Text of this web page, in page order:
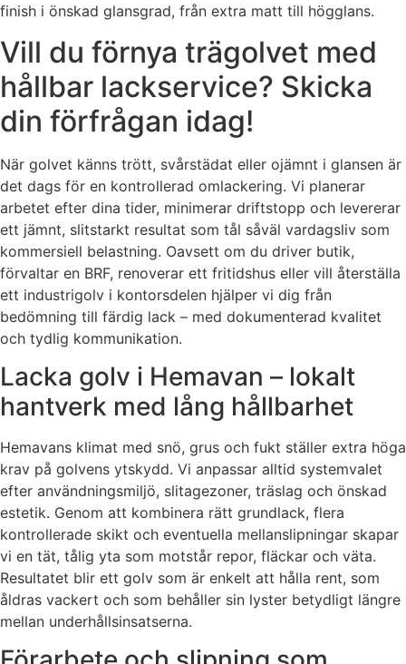
finish i önskad glansgrad, från extra matt till högglans.
Vill du förnya trägolvet med
hållbar lackservice? Skicka
din förfrågan idag!
När golvet känns trött, svårstädat eller ojämnt i glansen är
det dags för en kontrollerad omlackering. Vi planerar
arbetet efter dina tider, minimerar driftstopp och levererar
ett jämnt, slitstarkt resultat som tål såväl vardagsliv som
kommersiell belastning. Oavsett om du driver butik,
förvaltar en BRF, renoverar ett fritidshus eller vill återställa
ett industrigolv i kontorsdelen hjälper vi dig från
bedömning till färdig lack – med dokumenterad kvalitet
och tydlig kommunikation.
Lacka golv i Hemavan – lokalt
hantverk med lång hållbarhet
Hemavans klimat med snö, grus och fukt ställer extra höga
krav på golvens ytskydd. Vi anpassar alltid systemvalet
efter användningsmiljö, slitagezoner, träslag och önskad
estetik. Genom att kombinera rätt grundlack, flera
kontrollerade skikt och eventuella mellanslipningar skapar
vi en tät, tålig yta som motstår repor, fläckar och väta.
Resultatet blir ett golv som är enkelt att hålla rent, som
åldras vackert och som behåller sin lyster betydligt längre
mellan underhållsinsatserna.